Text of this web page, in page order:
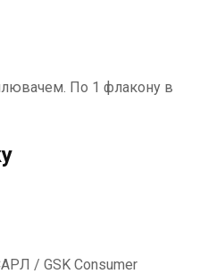
По 1 флакону в
/ GSK Consumer